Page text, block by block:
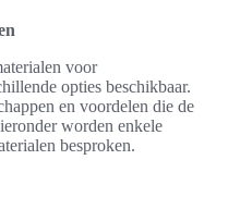
voor
opties beschikbaar.
en voordelen die de
worden enkele
besproken.